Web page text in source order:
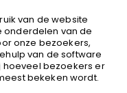
van de website
onderdelen van de
onze bezoekers,
van de software
hoeveel bezoekers er
bekeken wordt.